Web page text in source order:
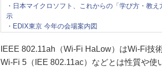
・日本マイクロソフト、これからの「学び方・教
示
・EDIX東京 今年の会場案内図
IEEE 802.11ah（Wi-Fi HaLow）はWi-Fi技
Wi-Fi 5（IEE 802.11ac）などとは性質や